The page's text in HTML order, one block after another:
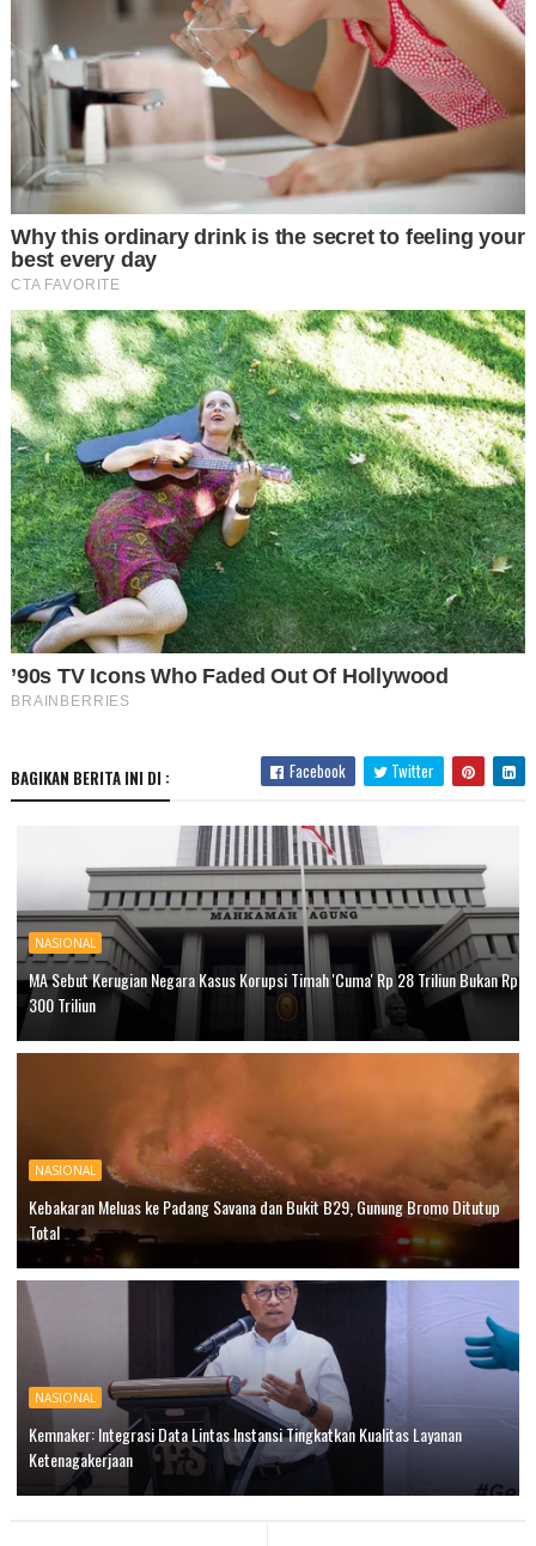
BAGIKAN BERITA INI DI : Facebook Twitter
NASIONAL
MA Sebut Kerugian Negara Kasus Korupsi Timah 'Cuma' Rp 28 Triliun Bukan Rp
300 Triliun
NASIONAL
Kebakaran Meluas ke Padang Savana dan Bukit B29, Gunung Bromo Ditutup
Total
NASIONAL
Kemnaker: Integrasi Data Lintas Instansi Tingkatkan Kualitas Layanan
Ketenagakerjaan